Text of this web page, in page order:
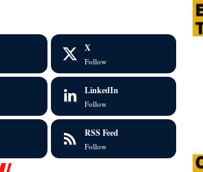
X
Follow
LinkedIn
Follow
RSS Feed
Follow